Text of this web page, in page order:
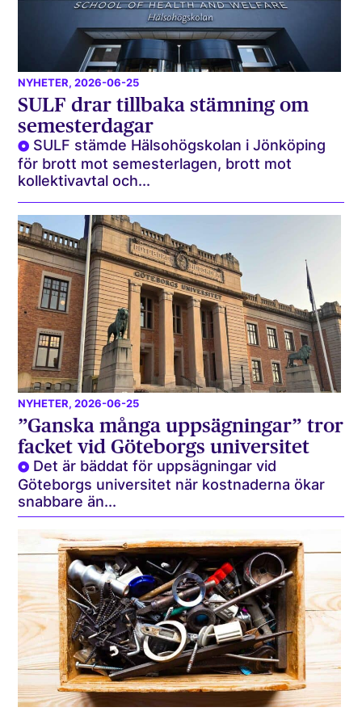
NYHETER, 2026-06-25
SULF drar tillbaka stämning om
semesterdagar
SULF stämde Hälsohögskolan i Jönköping
för brott mot semesterlagen, brott mot
kollektivavtal och...
NYHETER, 2026-06-25
”Ganska många uppsägningar” tror
facket vid Göteborgs universitet
Det är bäddat för uppsägningar vid
Göteborgs universitet när kostnaderna ökar
snabbare än...